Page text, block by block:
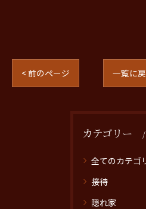
< 前のページ 一覧に
カテゴリー
全てのカテゴ
接待
隠れ家